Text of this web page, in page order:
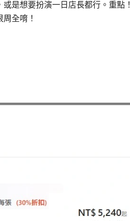
是想要扮演一日店長都行。重點！
全唷！